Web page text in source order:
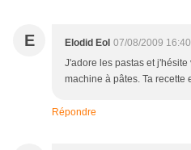
E Elodid Eol 07/08/2009 16:40
J'adore les pastas et
machine à pâtes. Ta recette
Répondre